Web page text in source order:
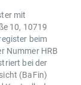
mit
10, 10719
beim
Nummer HRB
bei der
(BaFin)